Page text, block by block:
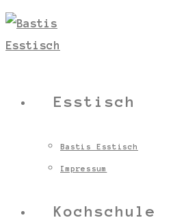
Esstisch
Bastis Esstisch
Impressum
Kochschule